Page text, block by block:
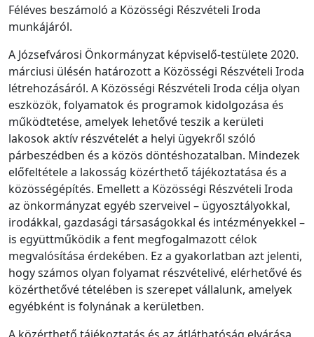
Féléves beszámoló a Közösségi Részvételi Iroda
munkájáról.
A Józsefvárosi Önkormányzat képviselő-testülete 2020.
márciusi ülésén határozott a Közösségi Részvételi Iroda
létrehozásáról. A Közösségi Részvételi Iroda célja olyan
eszközök, folyamatok és programok kidolgozása és
működtetése, amelyek lehetővé teszik a kerületi
lakosok aktív részvételét a helyi ügyekről szóló
párbeszédben és a közös döntéshozatalban. Mindezek
előfeltétele a lakosság közérthető tájékoztatása és a
közösségépítés. Emellett a Közösségi Részvételi Iroda
az önkormányzat egyéb szerveivel – ügyosztályokkal,
irodákkal, gazdasági társaságokkal és intézményekkel –
is együttműködik a fent megfogalmazott célok
megvalósítása érdekében. Ez a gyakorlatban azt jelenti,
hogy számos olyan folyamat részvételivé, elérhetővé és
közérthetővé tételében is szerepet vállalunk, amelyek
egyébként is folynának a kerületben.